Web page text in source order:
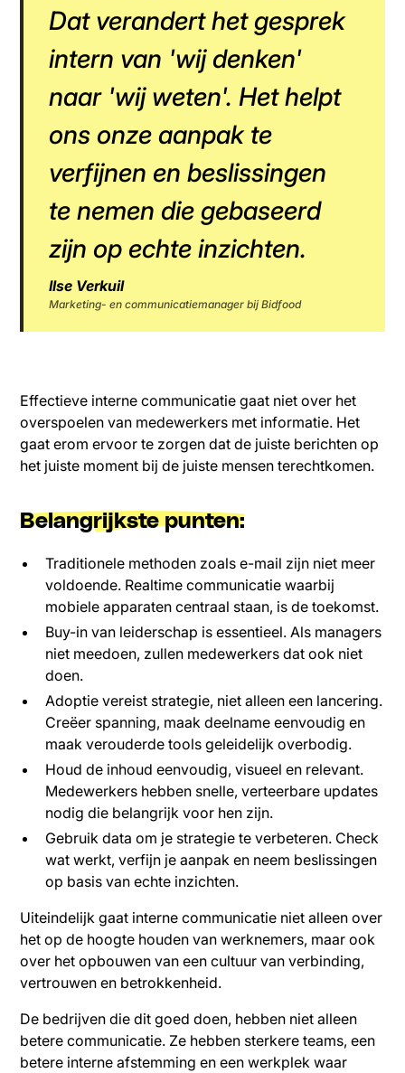
Dat verandert het gesprek
intern van 'wij denken'
naar 'wij weten'. Het helpt
ons onze aanpak te
verfijnen en beslissingen
te nemen die gebaseerd
zijn op echte inzichten.
Ilse Verkuil
Marketing- en communicatiemanager bij Bidfood
Effectieve interne communicatie gaat niet over het
overspoelen van medewerkers met informatie. Het
gaat erom ervoor te zorgen dat de juiste berichten op
het juiste moment bij de juiste mensen terechtkomen.
Belangrijkste punten:
Traditionele methoden zoals e-mail zijn niet meer
voldoende. Realtime communicatie waarbij
mobiele apparaten centraal staan, is de toekomst.
Buy-in van leiderschap is essentieel. Als managers
niet meedoen, zullen medewerkers dat ook niet
doen.
Adoptie vereist strategie, niet alleen een lancering.
Creëer spanning, maak deelname eenvoudig en
maak verouderde tools geleidelijk overbodig.
Houd de inhoud eenvoudig, visueel en relevant.
Medewerkers hebben snelle, verteerbare updates
nodig die belangrijk voor hen zijn.
Gebruik data om je strategie te verbeteren. Check
wat werkt, verfijn je aanpak en neem beslissingen
op basis van echte inzichten.
Uiteindelijk gaat interne communicatie niet alleen over
het op de hoogte houden van werknemers, maar ook
over het opbouwen van een cultuur van verbinding,
vertrouwen en betrokkenheid.
De bedrijven die dit goed doen, hebben niet alleen
betere communicatie. Ze hebben sterkere teams, een
betere interne afstemming en een werkplek waar